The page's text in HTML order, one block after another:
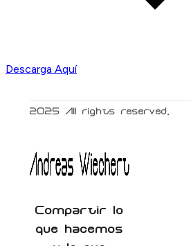
Descarga Aquí
Compartir lo
que hacemos
2025 All rights reserved.